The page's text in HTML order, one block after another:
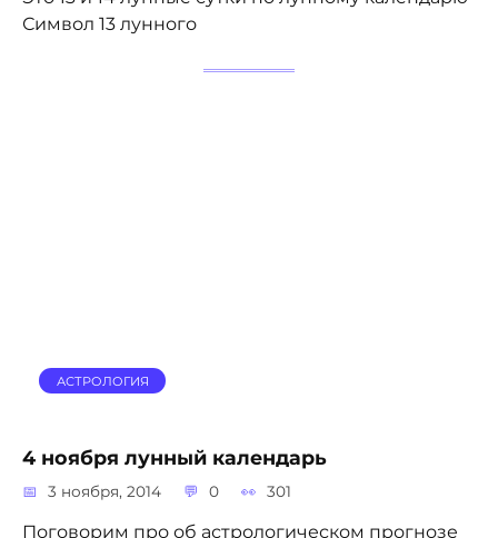
Символ 13 лунного
АСТРОЛОГИЯ
4 ноября лунный календарь
3 ноября, 2014 0 301
Поговорим про об астрологическом прогнозе